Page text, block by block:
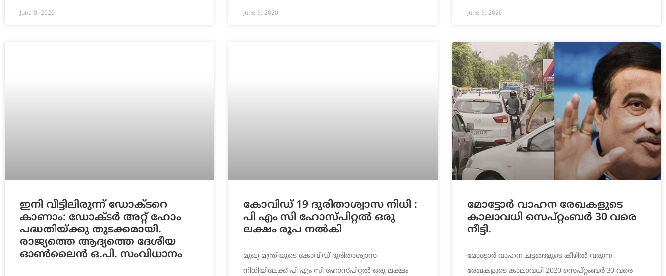
June 9, 2020 June 9, 2020 June 9, 2020
ഇനി വീട്ടിലിരുന്ന് ഡോക്ടറെ
കാണാം: ഡോക്ടര്‍ അറ്റ് ഹോം
പദ്ധതിയ്ക്കു തുടക്കമായി.
രാജ്യത്തെ ആദ്യത്തെ ദേശീയ
ഓണ്‍ലൈന്‍ ഒ.പി. സംവിധാനം
കോവിഡ് 19 ദുരിതാശ്വാസ നിധി :
പി എം സി ഹോസ്പിറ്റൽ ഒരു
ലക്ഷം രൂപ നൽകി
മുഖ്യ മന്ത്രിയുടെ കോവിഡ് ദുരിതാശ്വാസ
നിധിയിലേക്ക് പി എം സി ഹോസ്പിറ്റൽ ഒരു ലക്ഷം
മോട്ടോര്‍ വാഹന രേഖകളുടെ
കാലാവധി സെപ്റ്റംബര്‍ 30 വരെ
നീട്ടി.
മോട്ടോര്‍ വാഹന ചട്ടങ്ങളുടെ കീഴില്‍ വരുന്ന
രേഖകളുടെ കാലാവധി 2020 സെപ്റ്റംബര്‍ 30 വരെ